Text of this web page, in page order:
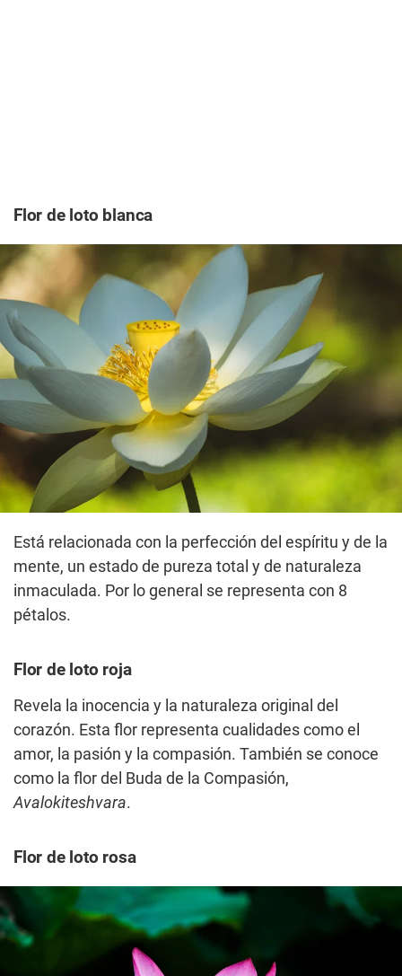
Flor de loto blanca
Está relacionada con la perfección del espíritu y de la
mente, un estado de pureza total y de naturaleza
inmaculada. Por lo general se representa con 8
pétalos.
Flor de loto roja
Revela la inocencia y la naturaleza original del
corazón. Esta flor representa cualidades como el
amor, la pasión y la compasión. También se conoce
como la flor del Buda de la Compasión,
Avalokiteshvara.
Flor de loto rosa